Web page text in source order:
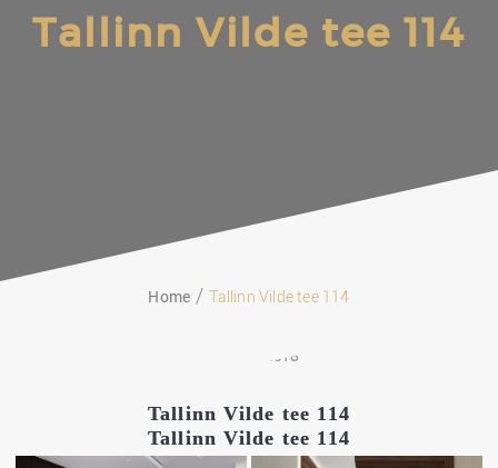
Tallinn Vilde tee 114
Home Tallinn Vilde tee 114
09.03.2018
Tallinn Vilde tee 114
Tallinn Vilde tee 114